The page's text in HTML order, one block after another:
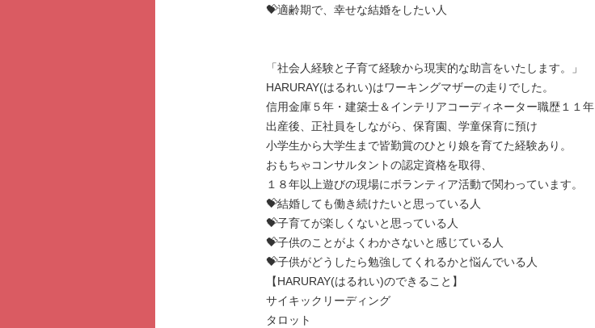
💝適齢期で、幸せな結婚をしたい人
「社会人経験と子育て経験から現実的な助言をいたします。」
HARURAY(はるれい)はワーキングマザーの走りでした。
信用金庫５年・建築士＆インテリアコーディネーター職歴１１年
出産後、正社員をしながら、保育園、学童保育に預け
小学生から大学生まで皆勤賞のひとり娘を育てた経験あり。
おもちゃコンサルタントの認定資格を取得、
１８年以上遊びの現場にボランティア活動で関わっています。
💝結婚しても働き続けたいと思っている人
💝子育てが楽しくないと思っている人
💝子供のことがよくわかさないと感じている人
💝子供がどうしたら勉強してくれるかと悩んでいる人
【HARURAY(はるれい)のできること】
サイキックリーディング
タロット